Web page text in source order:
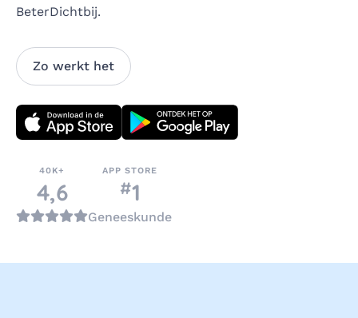
BeterDichtbij. ​
Zo werkt het
Download direct
40K+
4,6
APP STORE
#nummer
1
in de categorie
Geneeskunde